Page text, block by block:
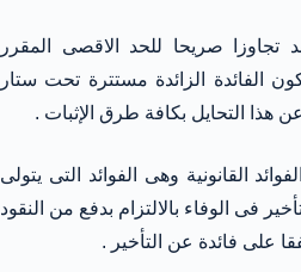
تجاوزا صريحا للحد الاقصى المقرر
الفائدة الزائدة مستترة تحت ستار
التحايل بكافة طرق الإثبات .
القانونية وهى الفوائد التى يتولى
فى الوفاء بالالتزام بدفع من النقود
على فائدة عن التأخير .